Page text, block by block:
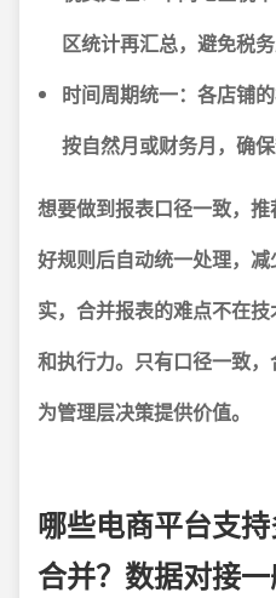
区统计再汇总，避免税务
时间周期统一： 各店铺
按自然月或财务月，确保
想要做到报表口径一致，
好规则后自动统一处理，
实，合并报表的难点不在
和执行力。只有口径一致
为管理层决策提供价值。
哪些电商平台支
合并？数据对接一